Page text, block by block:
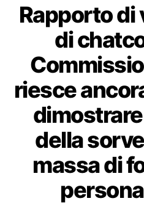
Rapporto di
di
riesce
della
massa di